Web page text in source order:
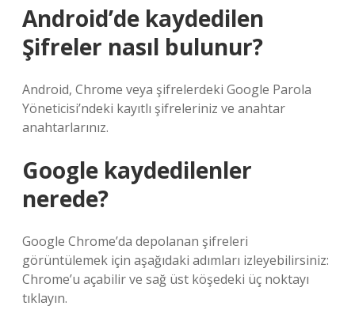
Android’de kaydedilen
Şifreler nasıl bulunur?
Android, Chrome veya şifrelerdeki Google Parola
Yöneticisi’ndeki kayıtlı şifreleriniz ve anahtar
anahtarlarınız.
Google kaydedilenler
nerede?
Google Chrome’da depolanan şifreleri
görüntülemek için aşağıdaki adımları izleyebilirsiniz:
Chrome’u açabilir ve sağ üst köşedeki üç noktayı
tıklayın.